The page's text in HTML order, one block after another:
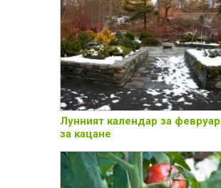
Лунният календар за
за кацане